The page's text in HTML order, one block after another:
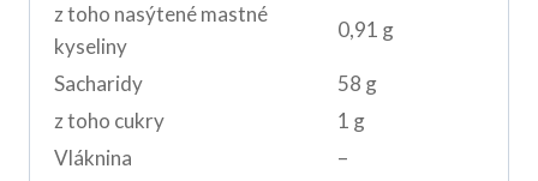
z toho nasýtené mastné
kyseliny
0,91 g
Sacharidy
58 g
z toho cukry
1 g
Vláknina
–